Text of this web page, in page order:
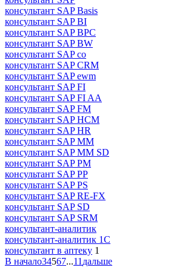
консультант SAP Basis
консультант SAP BI
консультант SAP BPC
консультант SAP BW
консультант SAP co
консультант SAP CRM
консультант SAP ewm
консультант SAP FI
консультант SAP FI AA
консультант SAP FM
консультант SAP HCM
консультант SAP HR
консультант SAP MM
консультант SAP MM SD
консультант SAP PM
консультант SAP PP
консультант SAP PS
консультант SAP RE-FX
консультант SAP SD
консультант SAP SRM
консультант-аналитик
консультант-аналитик 1С
консультант в аптеку 1
В начало34567...11 дальше